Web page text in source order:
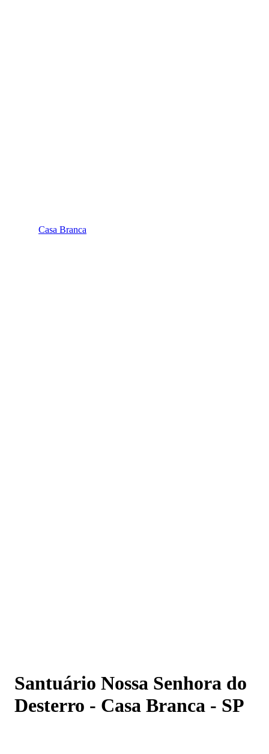
Casa Branca
Santuário Nossa Senhora do
Desterro - Casa Branca - SP